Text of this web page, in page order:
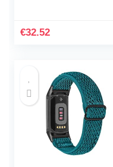
Mi Band 3/Mi Band 4
€32.52